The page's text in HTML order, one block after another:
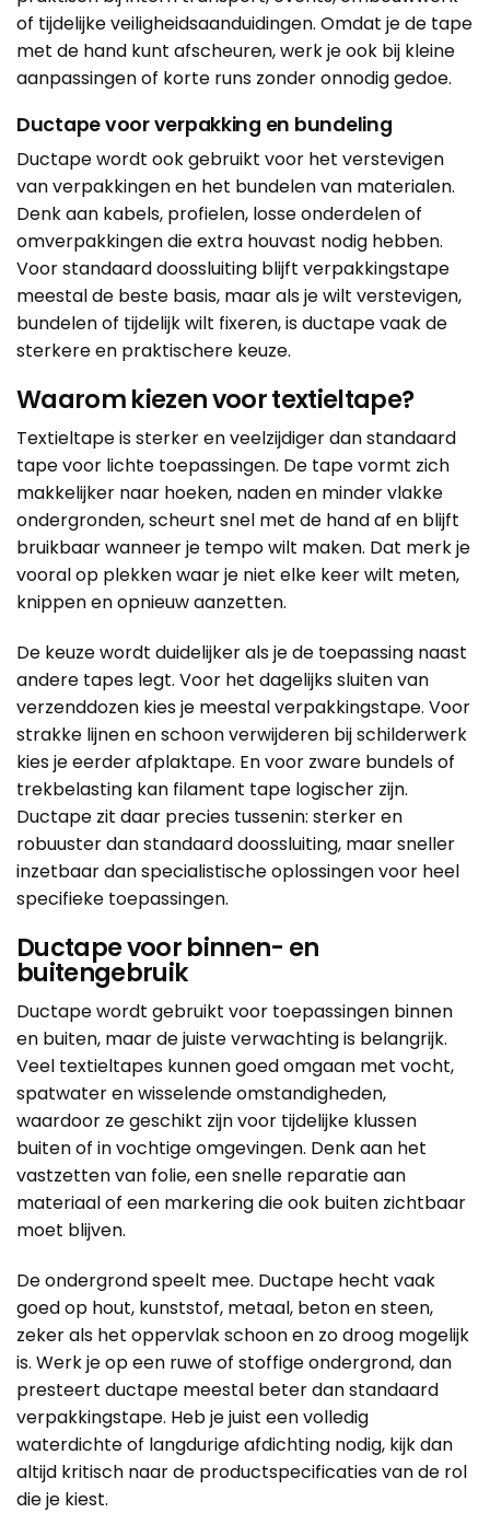
of tijdelijke veiligheidsaanduidingen. Omdat je de tape
met de hand kunt afscheuren, werk je ook bij kleine
aanpassingen of korte runs zonder onnodig gedoe.
Ductape voor verpakking en bundeling
Ductape wordt ook gebruikt voor het verstevigen
van verpakkingen en het bundelen van materialen.
Denk aan kabels, profielen, losse onderdelen of
omverpakkingen die extra houvast nodig hebben.
Voor standaard doossluiting blijft verpakkingstape
meestal de beste basis, maar als je wilt verstevigen,
bundelen of tijdelijk wilt fixeren, is ductape vaak de
sterkere en praktischere keuze.
Waarom kiezen voor textieltape?
Textieltape is sterker en veelzijdiger dan standaard
tape voor lichte toepassingen. De tape vormt zich
makkelijker naar hoeken, naden en minder vlakke
ondergronden, scheurt snel met de hand af en blijft
bruikbaar wanneer je tempo wilt maken. Dat merk je
vooral op plekken waar je niet elke keer wilt meten,
knippen en opnieuw aanzetten.
De keuze wordt duidelijker als je de toepassing naast
andere tapes legt. Voor het dagelijks sluiten van
verzenddozen kies je meestalverpakkingstape. Voor
strakke lijnen en schoon verwijderen bij schilderwerk
kies je eerderafplaktape. En voor zware bundels of
trekbelasting kan filament tape logischer zijn.
Ductape zit daar precies tussenin: sterker en
robuuster dan standaard doossluiting, maar sneller
inzetbaar dan specialistische oplossingen voor heel
specifieke toepassingen.
Ductape voor binnen- en
buitengebruik
Ductape wordt gebruikt voor toepassingen binnen
en buiten, maar de juiste verwachting is belangrijk.
Veel textieltapes kunnen goed omgaan met vocht,
spatwater en wisselende omstandigheden,
waardoor ze geschikt zijn voor tijdelijke klussen
buiten of in vochtige omgevingen. Denk aan het
vastzetten van folie, een snelle reparatie aan
materiaal of een markering die ook buiten zichtbaar
moet blijven.
De ondergrond speelt mee. Ductape hecht vaak
goed op hout, kunststof, metaal, beton en steen,
zeker als het oppervlak schoon en zo droog mogelijk
is. Werk je op een ruwe of stoffige ondergrond, dan
presteert ductape meestal beter dan standaard
verpakkingstape. Heb je juist een volledig
waterdichte of langdurige afdichting nodig, kijk dan
altijd kritisch naar de productspecificaties van de rol
die je kiest.